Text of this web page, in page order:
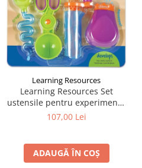
Learning Resources
Learning Resources Set
ustensile pentru experimente
- Apă și Nisip
107,00 Lei
ADAUGĂ ÎN COȘ